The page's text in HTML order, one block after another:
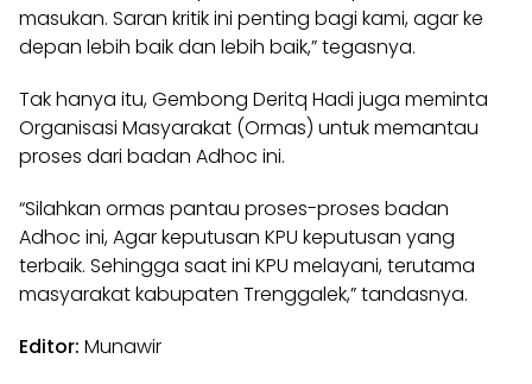
masukan. Saran kritik ini penting bagi kami, agar ke
depan lebih baik dan lebih baik,” tegasnya.
Tak hanya itu, Gembong Deritq Hadi juga meminta
Organisasi Masyarakat (Ormas) untuk memantau
proses dari badan Adhoc ini.
“Silahkan ormas pantau proses-proses badan
Adhoc ini, Agar keputusan KPU keputusan yang
terbaik. Sehingga saat ini KPU melayani, terutama
masyarakat kabupaten Trenggalek,” tandasnya.
Editor: Munawir